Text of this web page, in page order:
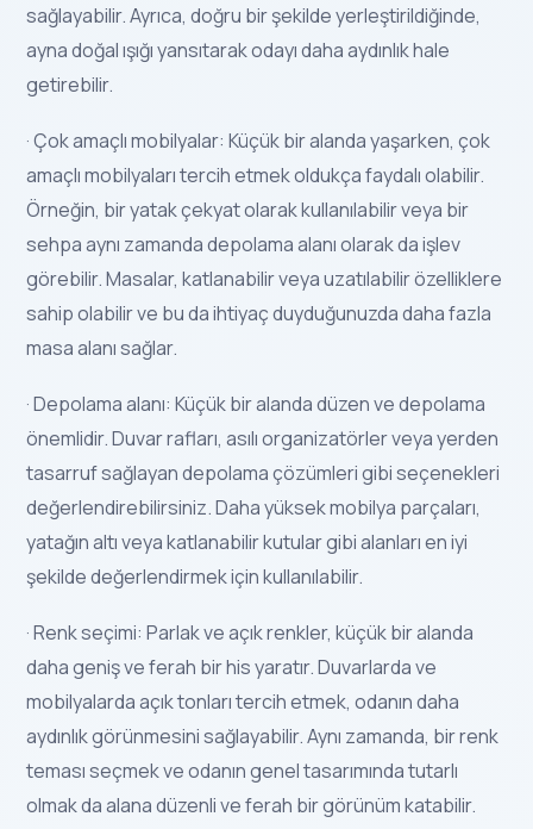
sağlayabilir. Ayrıca, doğru bir şekilde yerleştirildiğinde,
ayna doğal ışığı yansıtarak odayı daha aydınlık hale
getirebilir.
· Çok amaçlı mobilyalar: Küçük bir alanda yaşarken, çok
amaçlı mobilyaları tercih etmek oldukça faydalı olabilir.
Örneğin, bir yatak çekyat olarak kullanılabilir veya bir
sehpa aynı zamanda depolama alanı olarak da işlev
görebilir. Masalar, katlanabilir veya uzatılabilir özelliklere
sahip olabilir ve bu da ihtiyaç duyduğunuzda daha fazla
masa alanı sağlar.
· Depolama alanı: Küçük bir alanda düzen ve depolama
önemlidir. Duvar rafları, asılı organizatörler veya yerden
tasarruf sağlayan depolama çözümleri gibi seçenekleri
değerlendirebilirsiniz. Daha yüksek mobilya parçaları,
yatağın altı veya katlanabilir kutular gibi alanları en iyi
şekilde değerlendirmek için kullanılabilir.
· Renk seçimi: Parlak ve açık renkler, küçük bir alanda
daha geniş ve ferah bir his yaratır. Duvarlarda ve
mobilyalarda açık tonları tercih etmek, odanın daha
aydınlık görünmesini sağlayabilir. Aynı zamanda, bir renk
teması seçmek ve odanın genel tasarımında tutarlı
olmak da alana düzenli ve ferah bir görünüm katabilir.